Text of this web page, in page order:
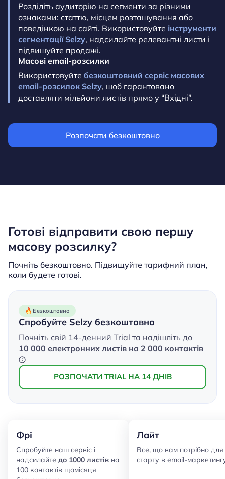
Розділіть аудиторію на сегменти за різними
ознаками: статтю, місцем розташування або
поведінкою на сайті. Використовуйте інструменти
сегментації Selzy, надсилайте релевантні листи і
підвищуйте продажі.
Масові email-розсилки
Використовуйте безкоштовний сервіс масових
email-розсилок Selzy, щоб гарантовано
доставляти мільйони листів прямо у “Вхідні”.
Розпочати безкоштовно
Готові відправити свою першу
масову розсилку?
Почніть безкоштовно. Підвищуйте тарифний план,
коли будете готові.
Спробуйте Selzy безкоштовно
Безкоштовно
Почніть свій 14-денний Trial та надішліть до
10 000 електронних листів на 2 000 контактів
РОЗПОЧАТИ TRIAL НА 14 ДНІВ
Фрі
Спробуйте наш сервіс і
надсилайте до 1000 листів на
100 контактів щомісяця
Лайт
Все, що вам потрібно для
старту в email-